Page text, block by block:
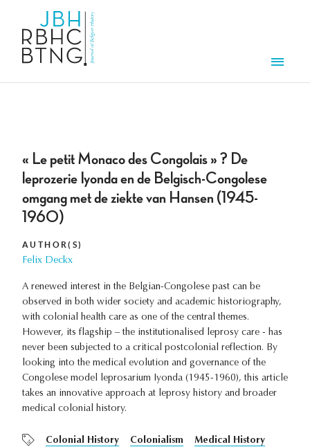
« Le petit Monaco des Congolais » ? De
leprozerie Iyonda en de Belgisch-Congolese
omgang met de ziekte van Hansen (1945-
1960)
AUTHOR(S)
Felix Deckx
A renewed interest in the Belgian-Congolese past can be
observed in both wider society and academic historiography,
with colonial health care as one of the central themes.
However, its flagship – the institutionalised leprosy care - has
never been subjected to a critical postcolonial reflection. By
looking into the medical evolution and governance of the
Congolese model leprosarium Iyonda (1945-1960), this article
takes an innovative approach at leprosy history and broader
medical colonial history.
Colonial History Colonialism Medical History